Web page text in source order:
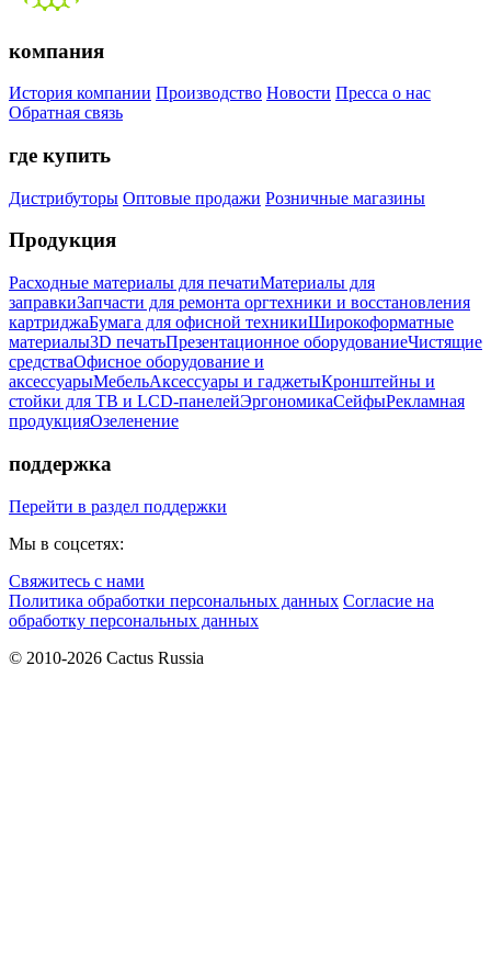
компания
История компании Производство Новости Пресса о нас
Обратная связь
где купить
Дистрибуторы Оптовые продажи Розничные магазины
Продукция
Расходные материалы для печатиМатериалы для
заправкиЗапчасти для ремонта оргтехники и восстановления
картриджаБумага для офисной техникиШирокоформатные
материалы3D печатьПрезентационное оборудованиеЧистящие
средстваОфисное оборудование и
аксессуарыМебельАксессуары и гаджетыКронштейны и
стойки для ТВ и LCD-панелейЭргономикаСейфыРекламная
продукцияОзеленение
поддержка
Перейти в раздел поддержки
Мы в соцсетях:
Свяжитесь с нами
Политика обработки персональных данных Согласие на
обработку персональных данных
© 2010-2026 Cactus Russia